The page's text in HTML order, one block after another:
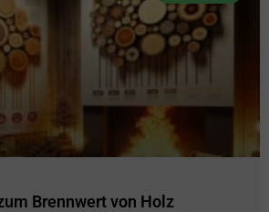
Brennwert von Holz